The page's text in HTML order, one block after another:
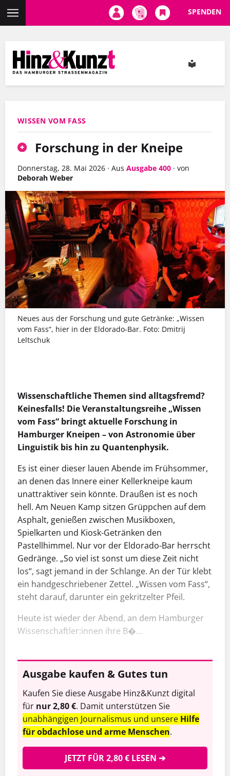
Inhalt
SPENDEN
WISSEN VOM FASS
Forschung in der Kneipe
Donnerstag, 28. Mai 2026 · Aus Ausgabe 400 · von
Deborah Weber
Neues aus der Forschung und gute Getränke: „Wissen
vom Fass“, hier in der Eldorado-Bar. Foto: Dmitrij
Leltschuk
Wissenschaftliche Themen sind alltagsfremd?
Keinesfalls! Die Veranstaltungsreihe „Wissen
vom Fass“ bringt aktuelle Forschung in
Hamburger Kneipen – von Astronomie über
Linguistik bis hin zu Quantenphysik.
Es ist einer dieser lauen Abende im Frühsommer,
an denen das Innere einer Kellerkneipe kaum
unattraktiver sein könnte. Draußen ist es noch
hell. Am Neuen Kamp sitzen Grüppchen auf dem
Asphalt, genießen zwischen Musikboxen,
Spielkarten und Kiosk-Getränken den
Pastellhimmel. Nur vor der Eldorado-Bar herrscht
Gedränge. „So viel ist sonst um diese Zeit nicht
los“, sagt jemand in der Schlange. An der Tür klebt
ein handgeschriebener Zettel. „Wissen vom Fass“,
steht darauf, darunter ein gekritzelter Pfeil.
Heute ist wieder der Abend, an dem Hamburger
Wissenschaftler:innen ihre B�...
Ausgabe kaufen & Gutes tun
Kaufen Sie diese Ausgabe Hinz&Kunzt digital
für nur 2,80 €. Damit unterstützen Sie
unabhängigen Journalismus und unsere Hilfe
für obdachlose und arme Menschen.
JETZT FÜR 2,80 € LESEN ➔